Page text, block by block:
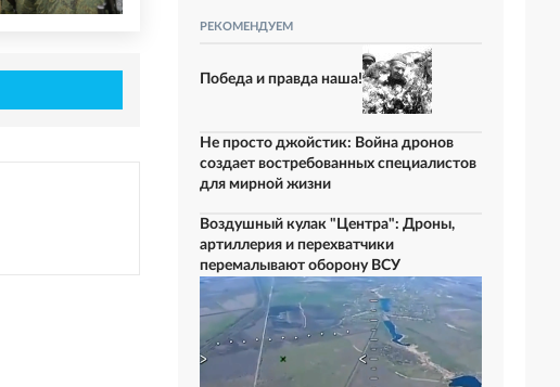
РЕКОМЕНДУЕМ
Победа и правда наша!
Не просто джойстик: Война дронов
создает востребованных специалистов
для мирной жизни
Воздушный кулак "Центра": Дроны,
артиллерия и перехватчики
перемалывают оборону ВСУ